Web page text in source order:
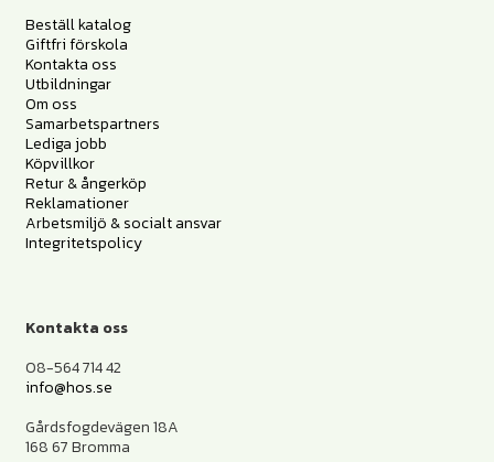
Beställ katalog
Giftfri förskola
Kontakta oss
Utbildningar
Om oss
Samarbetspartners
Lediga jobb
Köpvillkor
Retur & ångerköp
Reklamationer
Arbetsmiljö & socialt ansvar
Integritetspolicy
Kontakta oss
08-564 714 42
info@hos.se
Gårdsfogdevägen 18A
168 67 Bromma